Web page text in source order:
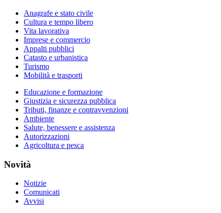
Anagrafe e stato civile
Cultura e tempo libero
Vita lavorativa
Imprese e commercio
Appalti pubblici
Catasto e urbanistica
Turismo
Mobilità e trasporti
Educazione e formazione
Giustizia e sicurezza pubblica
Tributi, finanze e contravvenzioni
Ambiente
Salute, benessere e assistenza
Autorizzazioni
Agricoltura e pesca
Novità
Notizie
Comunicati
Avvisi